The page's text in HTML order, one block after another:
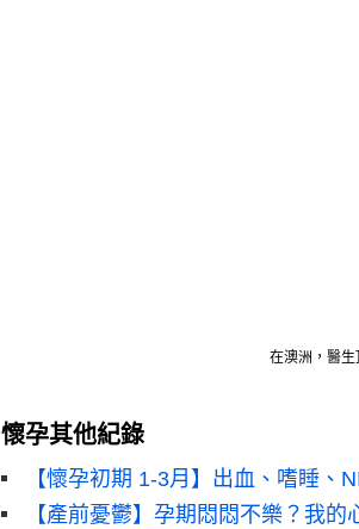
在澳洲，醫生
懷孕其他紀錄
【懷孕初期 1-3月】出血、嗜睡、
【產前憂鬱】 孕期悶悶不樂？我的